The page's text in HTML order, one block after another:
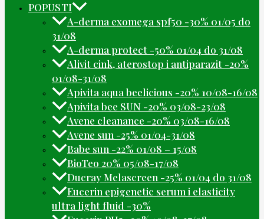
POPUSTI
A-derma exomega spf50 -30% 01/05 do
31/08
A-derma protect -50% 01/04 do 31/08
Alivit cink, aterostop i antiparazit -20%
01/08-31/08
Apivita aqua beelicious -20% 10/08-16/08
Apivita bee SUN -20% 03/08-23/08
Avene cleanance -20% 03/08-16/08
Avene sun -25% 01/04-31/08
Babe sun -22% 01/08 – 15/08
BioTeo 20% 05/08-17/08
Ducray Melascreen -25% 01/04 do 31/08
Eucerin epigenetic serum i elasticity
ultra light fluid -30%